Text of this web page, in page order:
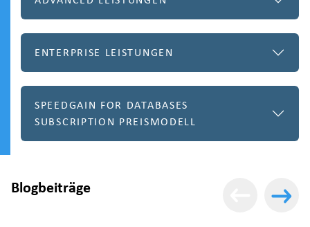
ENTERPRISE LEISTUNGEN
SPEEDGAIN FOR DATABASES
SUBSCRIPTION PREISMODELL
Blogbeiträge